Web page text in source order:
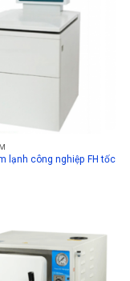
lạnh công nghiệp FH tốc